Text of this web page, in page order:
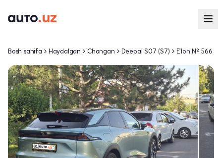
Bosh sahifa Haydalgan Changan Deepal S07 (S7) E'lon № 566